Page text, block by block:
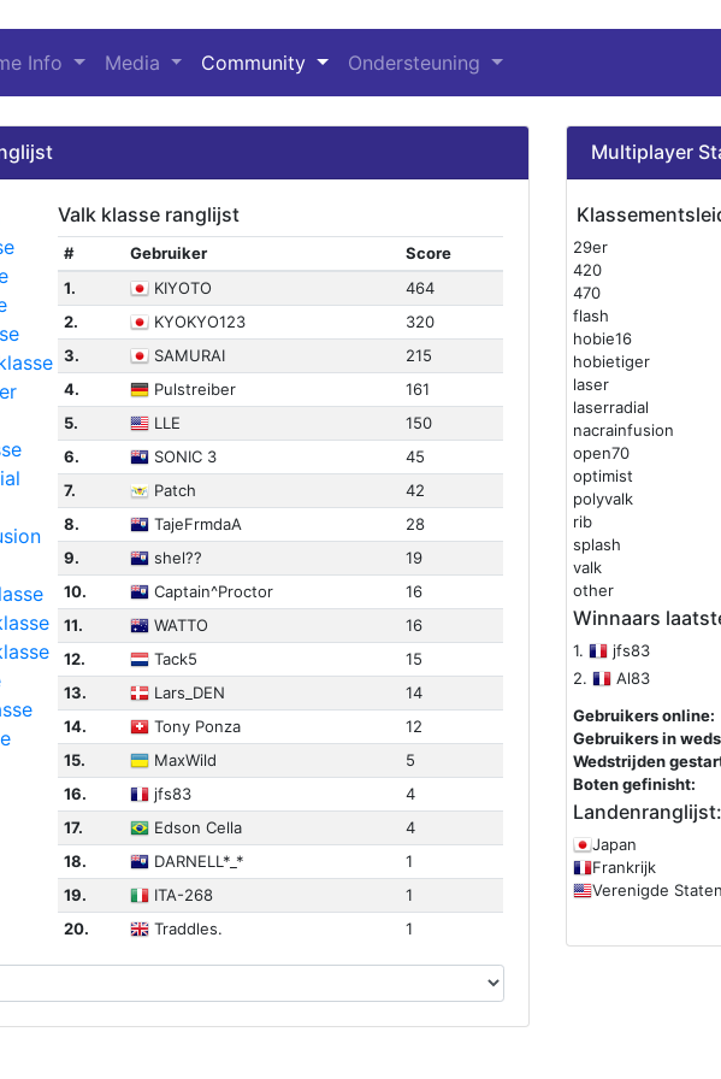
Info (current)
Media Community Ondersteuning
Valk klasse ranglijst
# Gebruiker
Score
1.
KIYOTO
464
2.
KYOKYO123
320
3.
SAMURAI
215
4.
Pulstreiber
161
5.
LLE
150
6.
SONIC 3
45
7.
Patch
42
8.
TajeFrmdaA
28
9.
shel??
19
10.
Captain^Proctor
16
11.
WATTO
16
12.
Tack5
15
13.
Lars_DEN
14
14.
Tony Ponza
12
15.
MaxWild
5
16.
jfs83
4
17.
Edson Cella
4
18.
DARNELL*_*
1
19.
ITA-268
1
20.
Traddles. 1
Multiplayer
29er
420
470
flash
hobie16
hobietiger
laser
laserradial
nacrainfusion
open70
optimist
polyvalk
rib
splash
valk
other
Winnaars
1.
jfs83
2.
Al83
Gebruikers online:
Gebruikers in
Wedstrijden
Boten gefinisht:
Landenranglijst:
Japan
Frankrijk
Verenigde Staten